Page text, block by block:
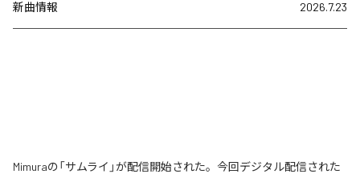
新曲情報 2026.7.23
Mimuraの「サムライ」が配信開始された。今回デジタル配信された